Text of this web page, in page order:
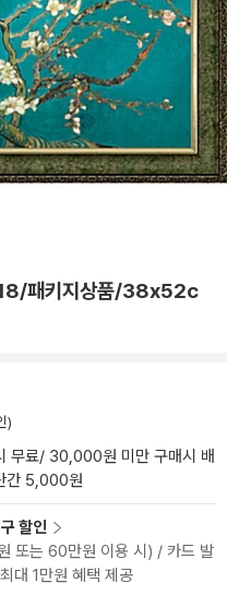
패키지상품/38x52c
)
무료/ 30,000원 미만 구매시 배
간 5,000원
할인
또는 60만원 이용 시) / 카드 발
대 1만원 혜택 제공